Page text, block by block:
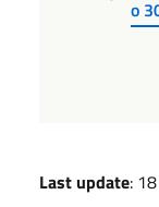
o
Last update: